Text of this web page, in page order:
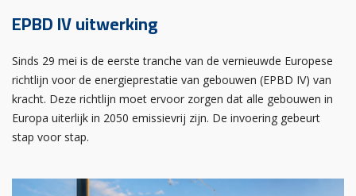
EPBD IV uitwerking
Sinds 29 mei is de eerste tranche van de vernieuwde Europese
richtlijn voor de energieprestatie van gebouwen (EPBD IV) van
kracht. Deze richtlijn moet ervoor zorgen dat alle gebouwen in
Europa uiterlijk in 2050 emissievrij zijn. De invoering gebeurt
stap voor stap.